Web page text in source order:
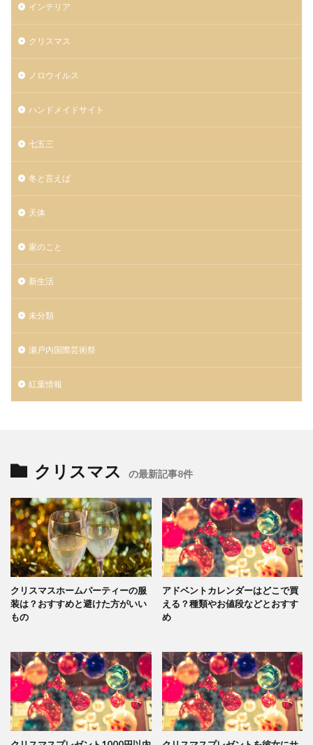
インテリア
クリスマス
ノロウイルス
ハンドメイドサイト
七五三
冬と言えば
天体
家のこと
新生活
未分類
瀬戸内国際芸術祭
紅葉情報
クリスマス の最新記事8件
クリスマスホームパーティーの服
装は？おすすめと避けた方がいい
もの
アドベントカレンダーはどこで買
える？種類やお値段などとおすす
め